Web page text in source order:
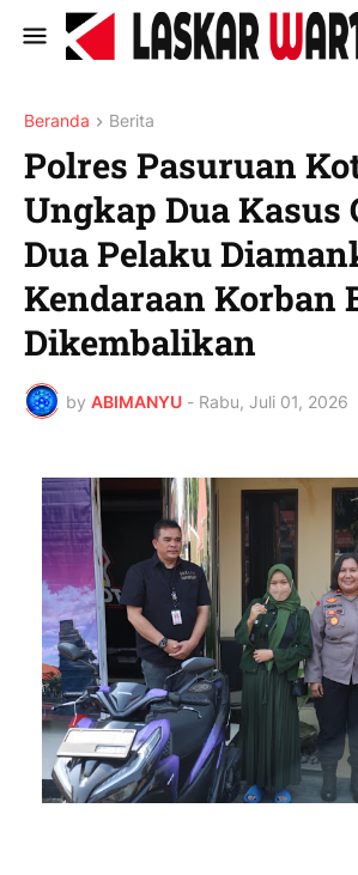
Beranda Berita
Polres Pasuruan
Ungkap Dua Kasus
Dua Pelaku
Kendaraan Korban
Dikembalikan
by ABIMANYU - Rabu, Juli 01, 2026